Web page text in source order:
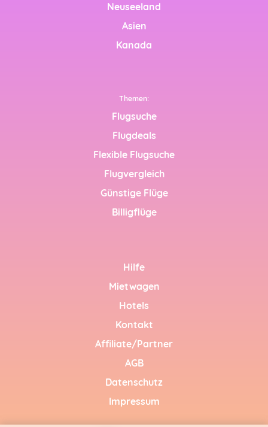
Neuseeland
Asien
Kanada
Themen:
Flugsuche
Flugdeals
Flexible Flugsuche
Flugvergleich
Günstige Flüge
Billigflüge
Hilfe
Mietwagen
Hotels
Kontakt
Affiliate/Partner
AGB
Datenschutz
Impressum